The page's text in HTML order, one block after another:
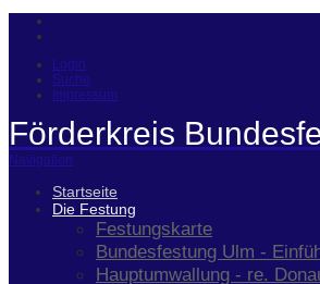
Login
Suche
Impressum
Förderkreis
Navigation
Startseite
Die Festung
Festungskarte
Bundesfestung Ulm -
Hauptumwallung - re.